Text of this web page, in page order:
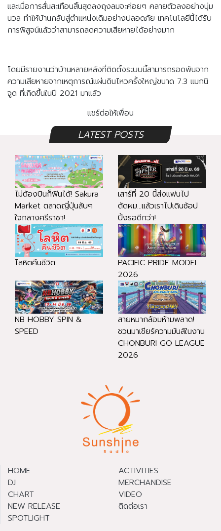
และเมื่อการสั่นสะเทือนสิ้นสุดลงถุงลมจะค่อยๆ คลายตัวลงอย่างนุ่ม
นวล ทำให้บ้านกลับสู่ตำแหน่งเดิมอย่างปลอดภัย เทคโนโลยีนี้ได้รับ
การพิสูจน์แล้วว่าสามารถลดความเสียหายได้อย่างมาก
โดยมีรายงานว่าบ้านหลายหลังที่ติดตั้งระบบนี้สามารถรอดพ้นจาก
ความเสียหายจากเหตุการณ์แผ่นดินไหวครั้งใหญ่ขนาด 7.3 แมกนิ
จูด ที่เกิดขึ้นในปี 2021 มาแล้ว
แชร์ต่อให้เพื่อน
LATEST POSTS
ไม่ต้องบินก็ฟินได้! Sakura
Market ตลาดญี่ปุ่นลับๆ
ใจกลางศรีราชา!
เสาร์ที่ 20 นี้ส่งแฟนไป
ตัดผม...แล้วเราไปเดินช้อป
ปิ้งรอดีกว่า!
โลหิตคืนชีวิต
PACIFIC PRIDE MODEL
2026
NB HOBBY SPIN &
SPEED
สายหมากล้อมห้ามพลาด!
ชวนมาเชียร์ความมันส์ในงาน
CHONBURI GO LEAGUE
2026
HOME
DJ
CHART
NEW RELEASE
SPOTLIGHT
ACTIVITIES
MERCHANDISE
VIDEO
ติดต่อเรา